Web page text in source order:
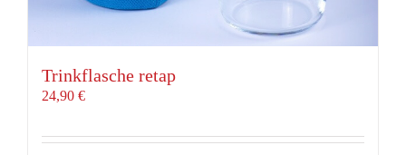
Trinkflasche retap
24,90 €